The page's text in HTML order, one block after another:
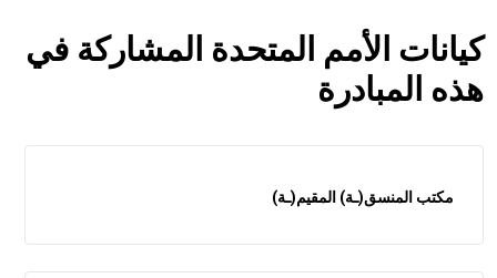
كيانات الأمم المتحدة المشاركة في
هذه المبادرة
مكتب المنسق(ـة) المقيم(ـة)